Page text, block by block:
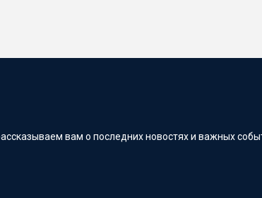
вам о последних новостях и важных